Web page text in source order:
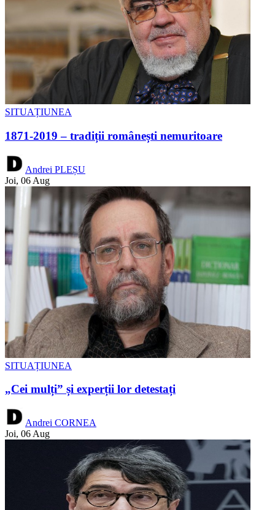
SITUAȚIUNEA
1871-2019 – tradiții românești nemuritoare
Andrei PLEȘU
Joi, 06 Aug
SITUAȚIUNEA
„Cei mulți” și experții lor detestați
Andrei CORNEA
Joi, 06 Aug